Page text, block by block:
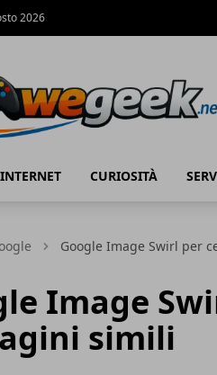
2026
INTERNET CURIOSITÀ
Google Image Swirl per
Image
simili